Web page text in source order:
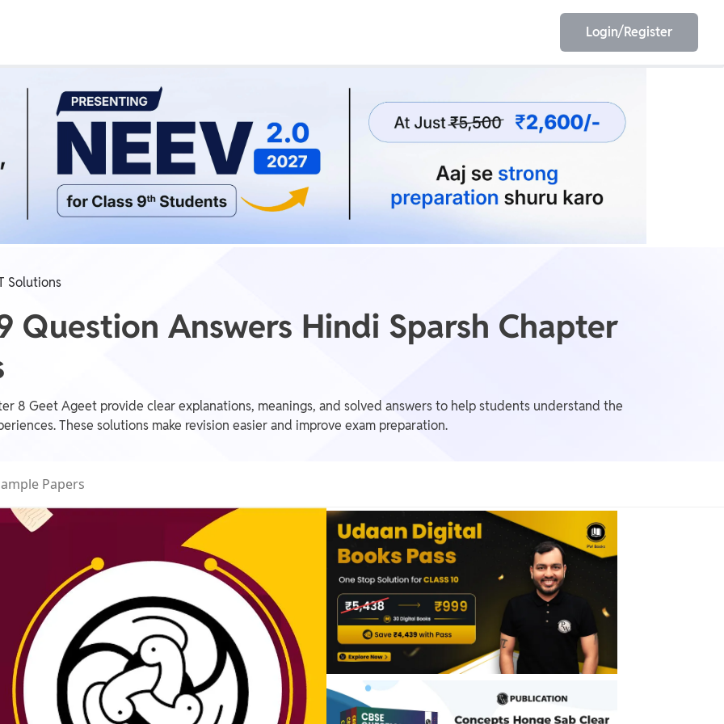
IIT JEE NEET ESE
GATE Olympiad
Login/Register
Solutions
Question Answers Hindi Sparsh Chapter
8 Geet Ageet provide clear explanations, meanings, and solved answers to help students understand the
These solutions make revision easier and improve exam preparation.
Papers